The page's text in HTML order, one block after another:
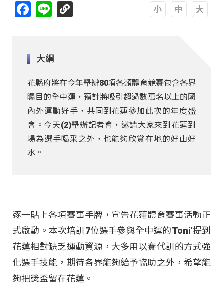
Facebook
Line
大綱
花縣府將在今年舉辦80項各類體育競賽包含各界
矚目的全中運，預計將吸引超過數萬名以上的國
內外運動好手，共同到花蓮參加此次的年度盛
會。今天(2)舉辦記者會，邀請大家來到花蓮到
場為選手喝采之外，也能夠欣賞在地的好山好
水。
逐一貼上各項賽事手牌，宣告花蓮體育賽事活動正
式啟動。本次培訓7位選手參與全中運的Toni’提到
花蓮相對缺乏運動資源，大多用以賽代訓的方式強
化選手技能，期待各界能夠給予協助之外，希望能
夠把獎盃留在花蓮。